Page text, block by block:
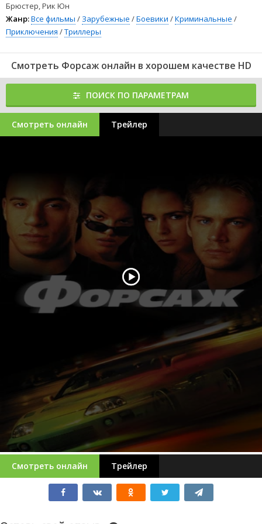
119 120121122123 124125 126127 128129130 131132133134135
136Форсаж (2001) вы можете смотреть онлайн бесплатно в
устройстве.
Брюстер, Рик Юн
Жанр:Все фильмы / Зарубежные /Боевики /Криминальные /
Приключения /Триллеры
Смотреть Форсаж онлайн в хорошем качестве HD
ПОИСК ПО ПАРАМЕТРАМ
Смотреть онлайн Трейлер
Смотреть онлайн Трейлер